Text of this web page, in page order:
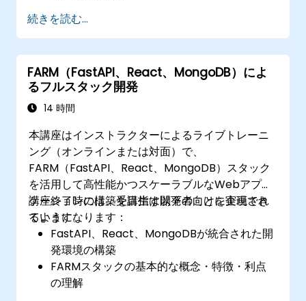
実施する
集計計算や時系列データの解析が行える
Matplotlibなどの可視化ライブラリでデータ
をグラフ化する
自身の分析コードをデバッグおよび最適化で
きる
続きを読む...
FARM（FastAPI、React、MongoDB）によ
るフルスタック開発
14 時間
本講座はインストラクターによるライブトレーニ
ング（オンラインまたは対面）で、
FARM（FastAPI、React、MongoDB）スタック
を活用して高性能かつスケーラブルなWebアプリ
ケーションの構築を目指す開発者向けに企画され
ています。
講座終了時には、受講生は以下のことを実現でき
るようになります：
FastAPI、React、MongoDBが統合された開
発環境の構築
FARMスタックの基本的な概念・特徴・利点
の理解